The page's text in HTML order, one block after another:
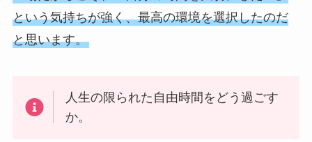
という気持ちが強く、最高の環境を選択したのだ
と思います。
人生の限られた自由時間をどう過ごす
か。